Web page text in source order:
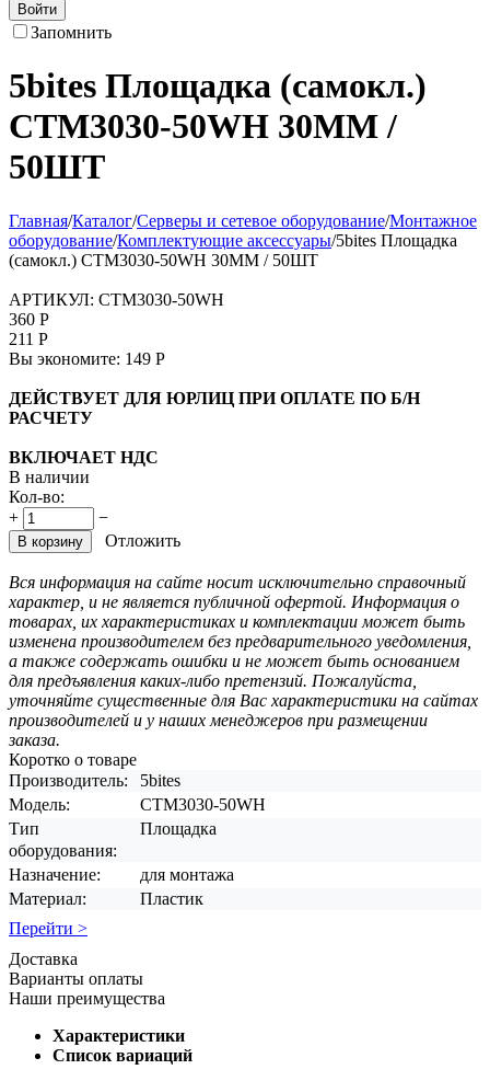
Войти
Запомнить
5bites Площадка (самокл.)
CTM3030-50WH 30ММ /
50ШТ
Главная/Каталог/Серверы и сетевое оборудование/Монтажное
оборудование/Комплектующие аксессуары/5bites Площадка
(самокл.) CTM3030-50WH 30ММ / 50ШТ
АРТИКУЛ: CTM3030-50WH
360 Р
211 Р
Вы экономите: 149 Р
ДЕЙСТВУЕТ ДЛЯ ЮРЛИЦ ПРИ ОПЛАТЕ ПО Б/Н
РАСЧЕТУ
ВКЛЮЧАЕТ НДС
В наличии
Кол-во:
+
−
В корзину Отложить
Вся информация на сайте носит исключительно справочный
характер, и не является публичной офертой. Информация о
товарах, их характеристиках и комплектации может быть
изменена производителем без предварительного уведомления,
а также содержать ошибки и не может быть основанием
для предъявления каких-либо претензий. Пожалуйста,
уточняйте существенные для Вас характеристики на сайтах
производителей и у наших менеджеров при размещении
заказа.
Коротко о товаре
Производитель:
5bites
Модель:
CTM3030-50WH
Тип
оборудования:
Площадка
Назначение:
для монтажа
Материал:
Пластик
Перейти >
Доставка
Варианты оплаты
Наши преимущества
Характеристики
Список вариаций